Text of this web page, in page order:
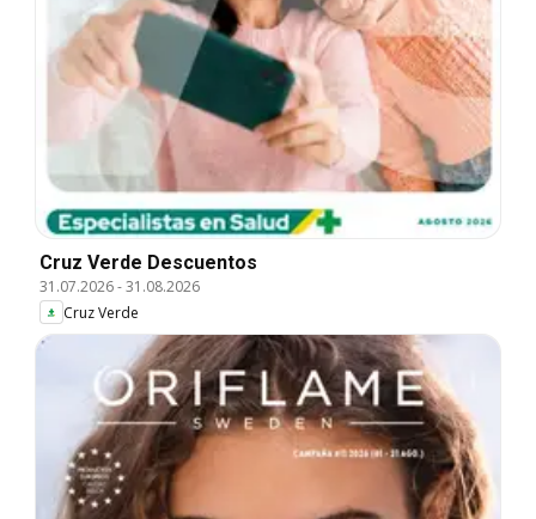
Cruz Verde Descuentos
31.07.2026-31.08.2026
Cruz Verde